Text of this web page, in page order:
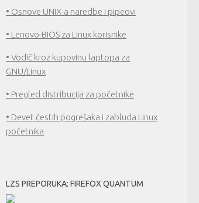
• Osnove UNIX-a naredbe i pipeovi
• Lenovo-BIOS za Linux korisnike
• Vodič kroz kupovinu laptopa za
GNU/Linux
• Pregled distribucija za početnike
• Devet čestih pogrešaka i zabluda Linux
početnika
LZS PREPORUKA: FIREFOX QUANTUM